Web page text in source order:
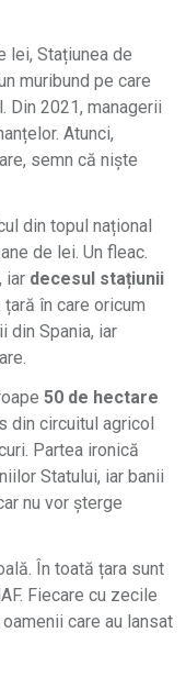
lei, Stațiunea de
muribund pe care
Din 2021, managerii
Atunci,
semn că niște
din topul național
de lei. Un fleac.
iar decesul stațiunii
în care oricum
din Spania, iar
50 de hectare
din circuitul agricol
Partea ironică
Statului, iar banii
nu vor șterge
În toată țara sunt
Fiecare cu zecile
care au lansat